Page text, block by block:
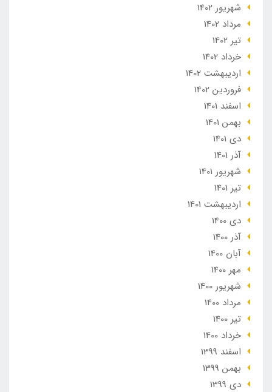
شهریور 1402
مرداد 1402
تير 1402
خرداد 1402
ارديبهشت 1402
فروردین 1402
اسفند 1401
بهمن 1401
دی 1401
آذر 1401
شهریور 1401
تير 1401
ارديبهشت 1401
دی 1400
آذر 1400
آبان 1400
مهر 1400
شهریور 1400
مرداد 1400
تير 1400
خرداد 1400
اسفند 1399
بهمن 1399
دی 1399